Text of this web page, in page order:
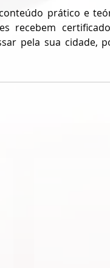
prático e
recebem
pela sua cidade,